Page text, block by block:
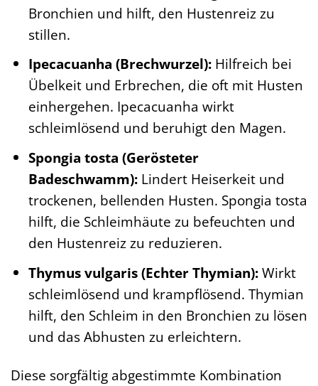
Bronchien und hilft, den Hustenreiz zu
stillen.
Ipecacuanha (Brechwurzel):Hilfreich bei
Übelkeit und Erbrechen, die oft mit Husten
einhergehen. Ipecacuanha wirkt
schleimlösend und beruhigt den Magen.
Spongia tosta (Gerösteter
Badeschwamm):Lindert Heiserkeit und
trockenen, bellenden Husten. Spongia tosta
hilft, die Schleimhäute zu befeuchten und
den Hustenreiz zu reduzieren.
Thymus vulgaris (Echter Thymian):Wirkt
schleimlösend und krampflösend. Thymian
hilft, den Schleim in den Bronchien zu lösen
und das Abhusten zu erleichtern.
Diese sorgfältig abgestimmte Kombination